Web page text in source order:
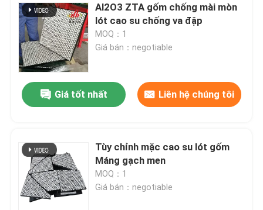
Al2O3 ZTA gốm chống mài mòn
lót cao su chống va đập
MOQ：1
Giá bán：negotiable
Giá tốt nhất Liên hệ chúng tôi
Tùy chỉnh mặc cao su lót gốm
Máng gạch men
MOQ：1
Giá bán：negotiable